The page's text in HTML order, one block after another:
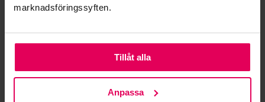
marknadsföringssyften.
Tillåt alla
Anpassa
fabriksverksamheten
ska man tänka på?
12.03.2025